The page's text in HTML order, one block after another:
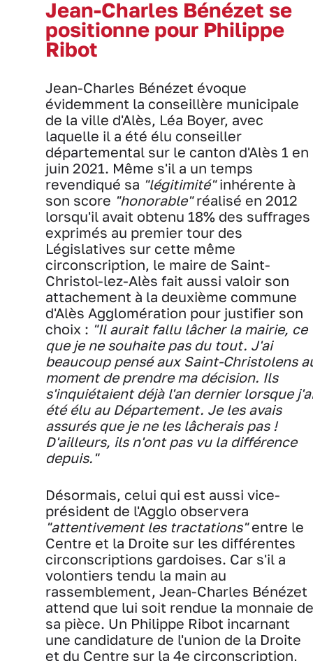
Jean-Charles Bénézet se
positionne pour Philippe
Ribot
Jean-Charles Bénézet évoque
évidemment la conseillère municipale
de la ville d'Alès, Léa Boyer, avec
laquelle il a été élu conseiller
départemental sur le canton d'Alès 1 en
juin 2021. Même s'il a un temps
revendiqué sa "légitimité"inhérente à
son score "honorable"réalisé en 2012
lorsqu'il avait obtenu 18% des suffrages
exprimés au premier tour des
Législatives sur cette même
circonscription, le maire de Saint-
Christol-lez-Alès fait aussi valoir son
attachement à la deuxième commune
d'Alès Agglomération pour justifier son
choix : "Il aurait fallu lâcher la mairie, ce
que je ne souhaite pas du tout. J'ai
beaucoup pensé aux Saint-Christolens
moment de prendre ma décision. Ils
s'inquiétaient déjà l'an dernier lorsque
été élu au Département. Je les avais
assurés que je ne les lâcherais pas !
D'ailleurs, ils n'ont pas vu la différence
depuis."
Désormais, celui qui est aussi vice-
président de l'Agglo observera
"attentivement les tractations"entre le
Centre et la Droite sur les différentes
circonscriptions gardoises. Car s'il a
volontiers tendu la main au
rassemblement, Jean-Charles Bénézet
attend que lui soit rendue la monnaie de
sa pièce. Un Philippe Ribot incarnant
une candidature de l'union de la Droite
et du Centre sur la 4e circonscription,